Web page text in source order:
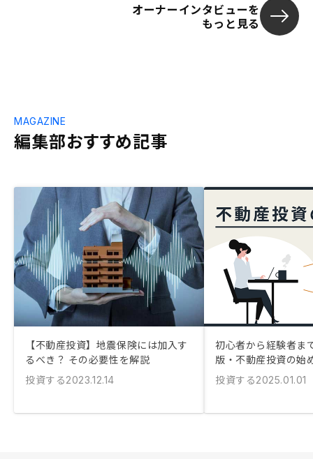
オーナーインタビューを
もっと見る
編集部おすすめ記事
MAGAZINE
【不動産投資】地震保険には加入す
るべき？ その必要性を解説
投資する2023.12.14
初心者から経験者ま
版・不動産投資の始
投資する2025.01.01